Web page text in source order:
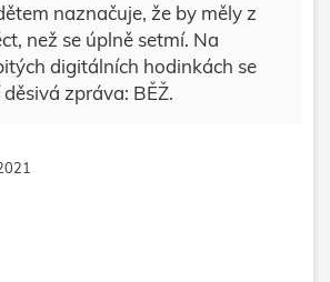
naznačuje, že by měly z
než se úplně setmí. Na
digitálních hodinkách se
zpráva: BĚŽ.